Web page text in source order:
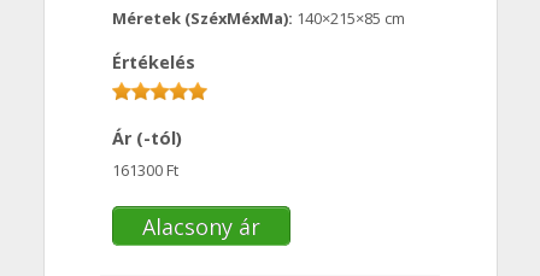
Méretek (SzéxMéxMa): 140×215×85 cm
Értékelés
Ár (-tól)
161300 Ft
Alacsony ár